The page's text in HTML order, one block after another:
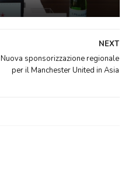
NEXT
Nuova sponsorizzazione regionale
per il Manchester United in Asia